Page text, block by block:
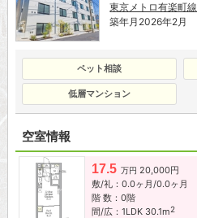
東京メトロ有楽町線
築年月2026年2月
ペット相談
低層マンション
空室情報
17.5 万円 20,000円
敷/礼：0.0ヶ月/0.0ヶ月
階 数：0階
間/広：1LDK 30.1m2